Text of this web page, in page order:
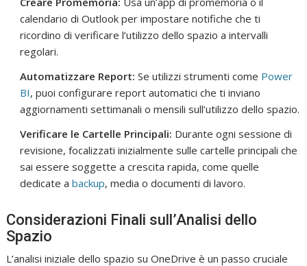
calendario di Outlook per impostare notifiche che ti
ricordino di verificare l’utilizzo dello spazio a intervalli
regolari.
Automatizzare Report: Se utilizzi strumenti come Power
BI, puoi configurare report automatici che ti inviano
aggiornamenti settimanali o mensili sull’utilizzo dello spazio.
Verificare le Cartelle Principali: Durante ogni sessione di
revisione, focalizzati inizialmente sulle cartelle principali che
sai essere soggette a crescita rapida, come quelle
dedicate abackup, media o documenti di lavoro.
Considerazioni Finali sull’Analisi dello
Spazio
L’analisi iniziale dello spazio su OneDrive è un passo cruciale